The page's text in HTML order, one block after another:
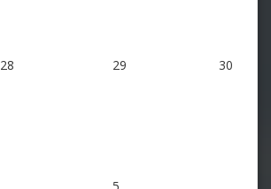
28 29 30